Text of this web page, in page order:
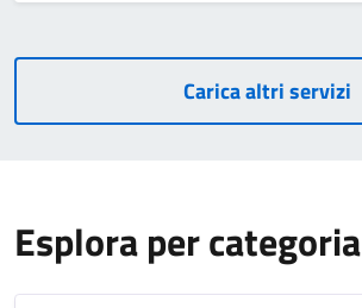
Carica altri servizi
Esplora per categoria